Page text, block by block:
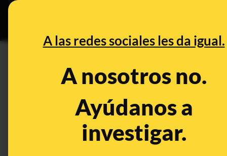
A las redes sociales les da igual.
A nosotros no.
Ayúdanos a
investigar.
Especial
[EL OBJETIVO] Cuando
para la independencia
Nov 21, 2017, 9:09:14 AM